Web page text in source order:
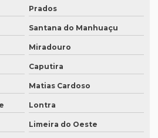
página?
científico
tradução juramentada?
simultânea
intérprete simultâneo
Prados
Santana do Manhuaçu
Miradouro
Caputira
Matias Cardoso
Lontra
Limeira do Oeste